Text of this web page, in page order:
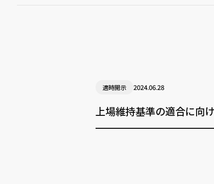
適時開示 2024.06.28
上場維持基準の適合に向